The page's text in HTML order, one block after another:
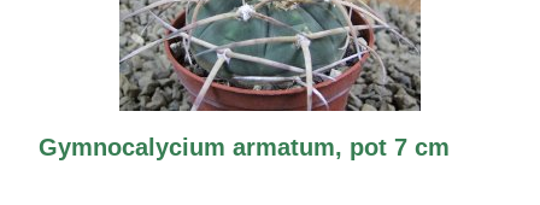
Gymnocalycium armatum, pot 7 cm